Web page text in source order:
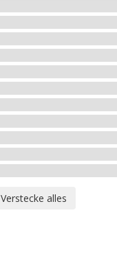
Verstecke alles